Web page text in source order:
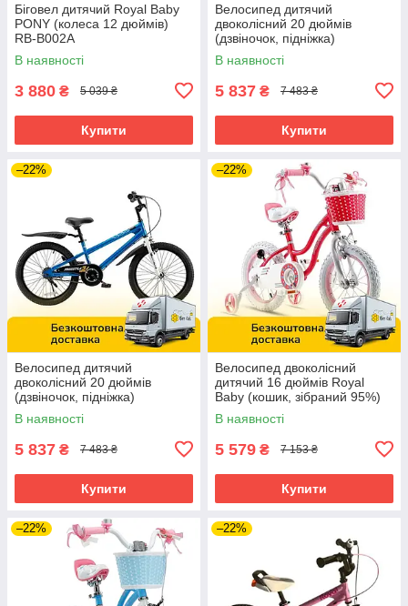
Біговел дитячий Royal Baby
PONY (колеса 12 дюймів)
RB-B002A
В наявності
3 880 ₴ 5 039 ₴
Купити
Велосипед дитячий
двоколісний 20 дюймів
(дзвіночок, підніжка)
RoyalBaby Freestyle RB20B-6
Помаранчевий
В наявності
5 837 ₴ 7 483 ₴
Купити
–22%
Велосипед дитячий
двоколісний 20 дюймів
(дзвіночок, підніжка)
RoyalBaby Freestyle RB20B-6
Синій
В наявності
5 837 ₴ 7 483 ₴
Купити
–22%
Велосипед двоколісний
дитячий 16 дюймів Royal
Baby (кошик, зібраний 95%)
Stargirl RB16G-1R Рожевий
В наявності
5 579 ₴ 7 153 ₴
Купити
–22% –22%